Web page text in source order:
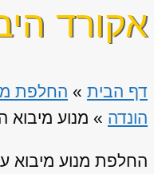
אקורד
דף הבית » החלפת
הונדה » מנוע מיבוא
החלפת מנוע מיבוא